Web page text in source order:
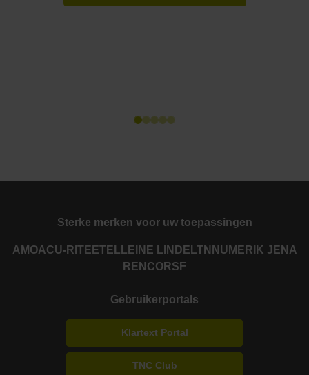
Sterke merken voor uw toepassingen
AMOACU-RITE ETEL LEINE LINDE LTN NUMERIK JENA
RENCORSF
Gebruikerportals
Klartext Portal
TNC Club